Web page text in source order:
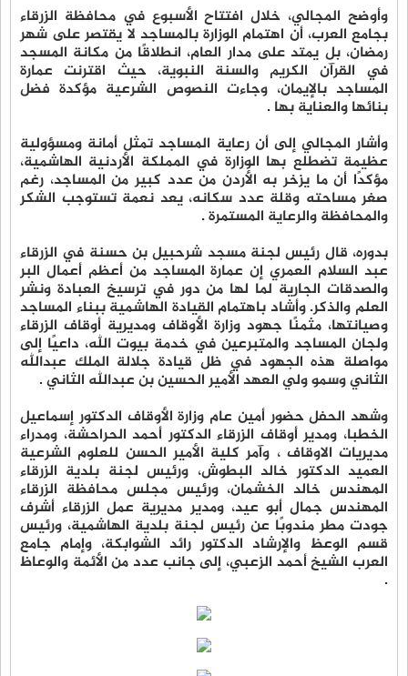
وأوضح المجالي، خلال افتتاح الأسبوع في محافظة الزرقاء
بجامع العرب، أن اهتمام الوزارة بالمساجد لا يقتصر على شهر
رمضان، بل يمتد على مدار العام، انطلاقًا من مكانة المسجد
في القرآن الكريم والسنة النبوية، حيث اقترنت عمارة
المساجد بالإيمان، وجاءت النصوص الشرعية مؤكدة فضل
بنائها والعناية بها .
وأشار المجالي إلى أن رعاية المساجد تمثل أمانة ومسؤولية
عظيمة تضطلع بها الوزارة في المملكة الأردنية الهاشمية،
مؤكدًا أن ما يزخر به الأردن من عدد كبير من المساجد، رغم
صغر مساحته وقلة عدد سكانه، يعد نعمة تستوجب الشكر
والمحافظة والرعاية المستمرة .
بدوره، قال رئيس لجنة مسجد شرحبيل بن حسنة في الزرقاء
عبد السلام العمري إن عمارة المساجد من أعظم أعمال البر
والصدقات الجارية لما لها من دور في ترسيخ العبادة ونشر
العلم والذكر. وأشاد باهتمام القيادة الهاشمية ببناء المساجد
وصيانتها، مثمنًا جهود وزارة الأوقاف ومديرية أوقاف الزرقاء
ولجان المساجد والمتبرعين في خدمة بيوت الله، داعيًا إلى
مواصلة هذه الجهود في ظل قيادة جلالة الملك عبدالله
الثاني وسمو ولي العهد الأمير الحسين بن عبدالله الثاني .
وشهد الحفل حضور أمين عام وزارة الأوقاف الدكتور إسماعيل
الخطبا، ومدير أوقاف الزرقاء الدكتور أحمد الحراحشة، ومدراء
مديريات الاوقاف ، وآمر كلية الأمير الحسن للعلوم الشرعية
العميد الدكتور خالد البطوش، ورئيس لجنة بلدية الزرقاء
المهندس خالد الخشمان، ورئيس مجلس محافظة الزرقاء
المهندس جمال أبو عيد، ومدير مديرية عمل الزرقاء أشرف
جودت مطر مندوبًا عن رئيس لجنة بلدية الهاشمية، ورئيس
قسم الوعظ والإرشاد الدكتور رائد الشوابكة، وإمام جامع
العرب الشيخ أحمد الزعبي، إلى جانب عدد من الأئمة والوعاظ
.